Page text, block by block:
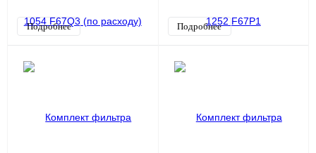
Подробнее Подробнее